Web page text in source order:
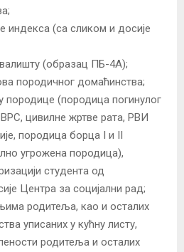
индекса (са сликом и досије
(образац ПБ-4А);
породичног домаћинства;
породице (породица погинулог
цивилне жртве рата, РВИ
породица борца I и II
угрожена породица),
студента од
Центра за социјални рад;
родитеља, као и осталих
уписаних у кућну листу,
родитеља и осталих